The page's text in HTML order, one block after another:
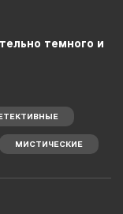
темного и
МИСТИЧЕСКИЕ